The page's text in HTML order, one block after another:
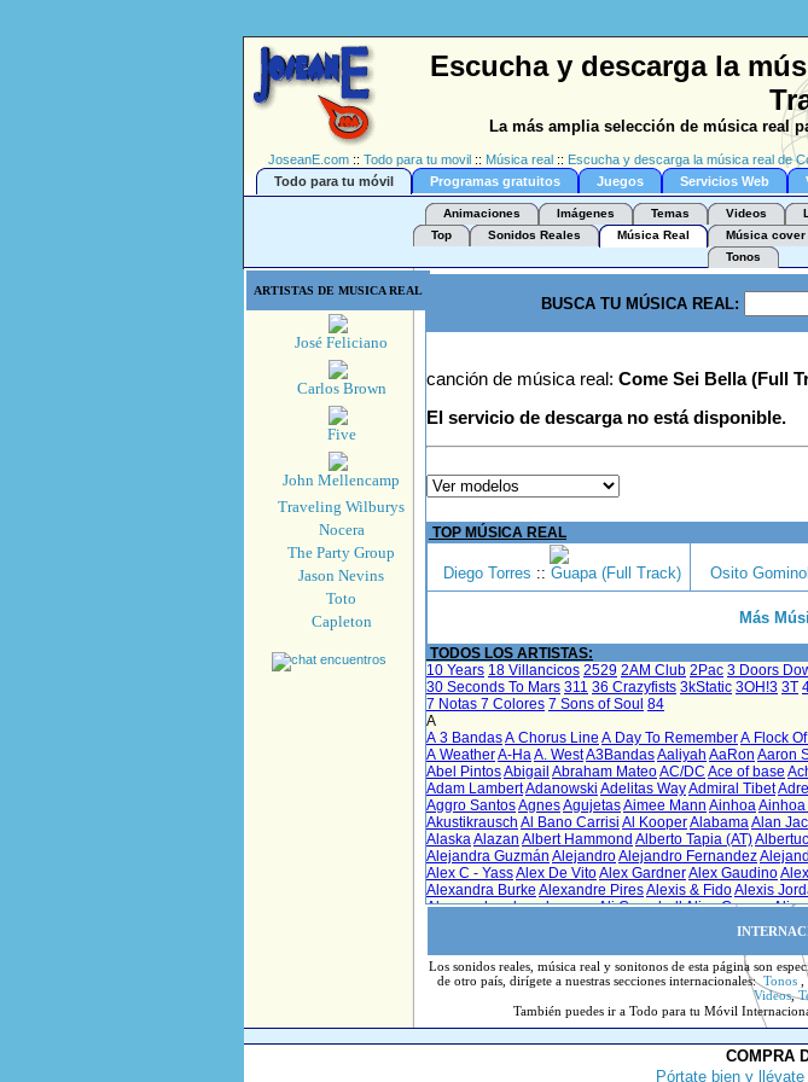
Escucha y descarga la
La más amplia selección de música real
JoseanE.com :: Todo para tu movil :: Música real :: Escucha y descarga la música real de
Todo para tu móvil
Programas gratuitos Juegos Servicios Web
Animaciones Imágenes Temas Videos
Top
Sonidos Reales Música Real Música cover
Tonos
ARTISTAS DE MUSICA REAL
José Feliciano
Carlos Brown
Five
John Mellencamp
Traveling Wilburys
Nocera
The Party Group
Jason Nevins
Toto
Capleton
BUSCA TU MÚSICA REAL:
canción de música real: Come Sei Bella (Full
El servicio de descarga no está disponible.
TOP MÚSICA REAL
Diego Torres :: Guapa (Full Track) Osito
Más
TODOS LOS ARTISTAS:
Los sonidos reales, música real y sonitonos de esta página son
de otro país, dirígete a nuestras secciones internacionales: Tonos,
Videos,
También puedes ir a Todo para tu Móvil
COMPRA
Pórtate bien y